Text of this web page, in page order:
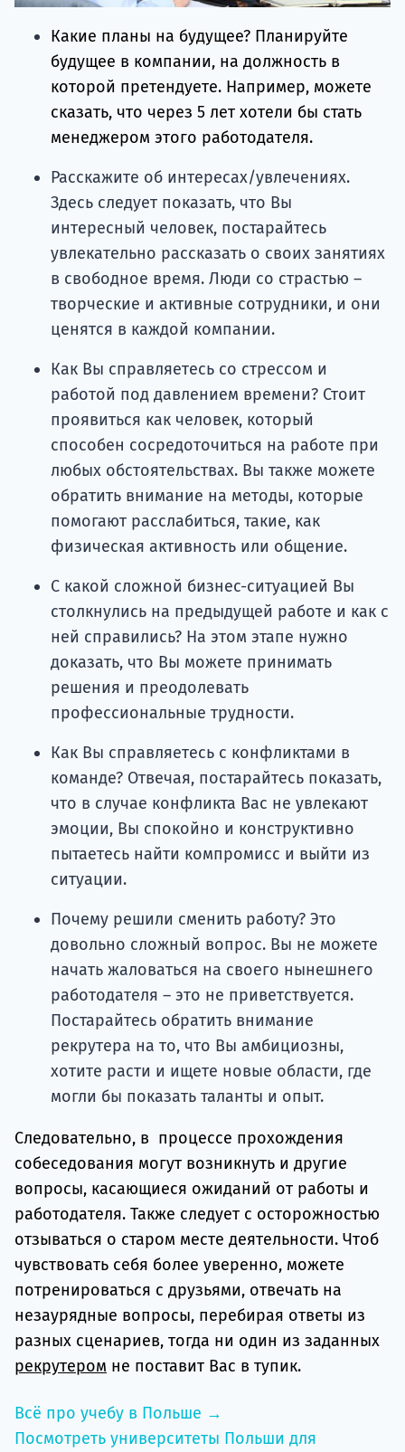
Какие планы на будущее? Планируйте
будущее в компании, на должность в
которой претендуете. Например, можете
сказать, что через 5 лет хотели бы стать
менеджером этого работодателя.
Расскажите об интересах/увлечениях.
Здесь следует показать, что Вы
интересный человек, постарайтесь
увлекательно рассказать о своих занятиях
в свободное время. Люди со страстью –
творческие и активные сотрудники, и они
ценятся в каждой компании.
Как Вы справляетесь со стрессом и
работой под давлением времени? Стоит
проявиться как человек, который
способен сосредоточиться на работе при
любых обстоятельствах. Вы также можете
обратить внимание на методы, которые
помогают расслабиться, такие, как
физическая активность или общение.
С какой сложной бизнес-ситуацией Вы
столкнулись на предыдущей работе и как с
ней справились? На этом этапе нужно
доказать, что Вы можете принимать
решения и преодолевать
профессиональные трудности.
Как Вы справляетесь с конфликтами в
команде? Отвечая, постарайтесь показать,
что в случае конфликта Вас не увлекают
эмоции, Вы спокойно и конструктивно
пытаетесь найти компромисс и выйти из
ситуации.
Почему решили сменить работу? Это
довольно сложный вопрос. Вы не можете
начать жаловаться на своего нынешнего
работодателя – это не приветствуется.
Постарайтесь обратить внимание
рекрутера на то, что Вы амбициозны,
хотите расти и ищете новые области, где
могли бы показать таланты и опыт.
Следовательно, в процессе прохождения
собеседования могут возникнуть и другие
вопросы, касающиеся ожиданий от работы и
работодателя. Также следует с осторожностью
отзываться о старом месте деятельности. Чтоб
чувствовать себя более уверенно, можете
потренироваться с друзьями, отвечать на
незаурядные вопросы, перебирая ответы из
разных сценариев, тогда ни один из заданных
рекрутером не поставит Вас в тупик.
Всё про учебу в Польше →
Посмотреть университеты Польши для